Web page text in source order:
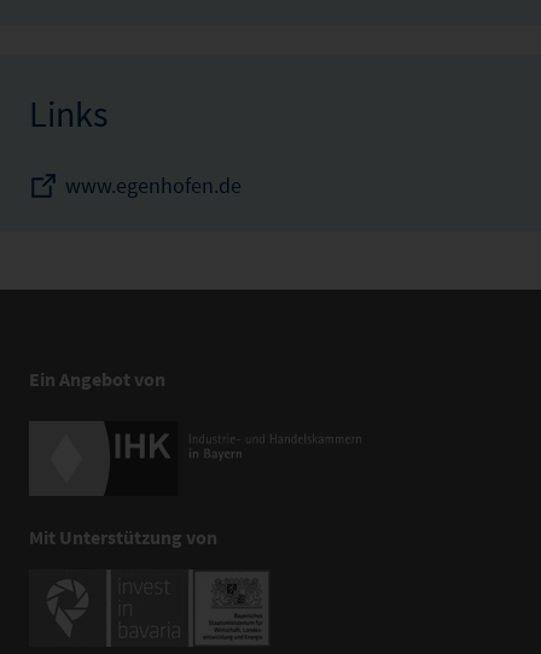
Links
www.egenhofen.de
Ein Angebot von
Mit Unterstützung von